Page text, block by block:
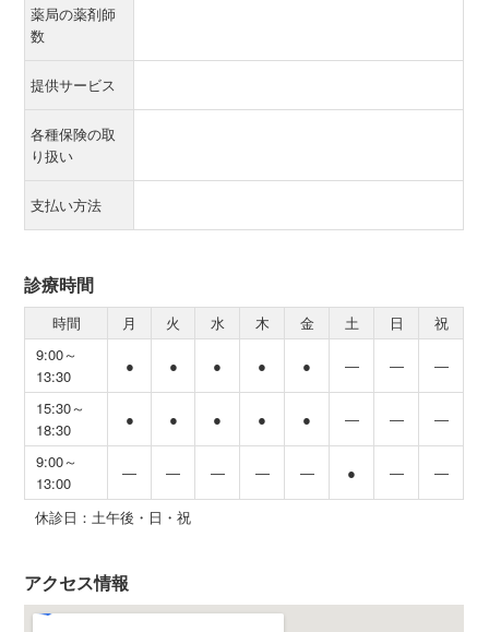
薬局の薬剤師
数
提供サービス
各種保険の取
り扱い
支払い方法
診療時間
時間 月 火 水 木 金 土 日
祝
9:00～
13:30
● ● ● ● ● ― ― ―
15:30～
18:30
● ● ● ● ● ― ― ―
9:00～
13:00
― ― ― ― ― ● ― ―
休診日：土午後・日・祝
アクセス情報